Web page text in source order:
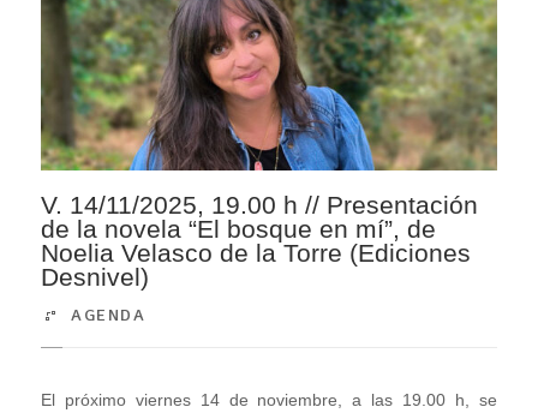
V. 14/11/2025, 19.00 h // Presentación
de la novela “El bosque en mí”, de
Noelia Velasco de la Torre (Ediciones
Desnivel)
AGENDA
El próximo viernes 14 de noviembre, a las 19.00 h, se